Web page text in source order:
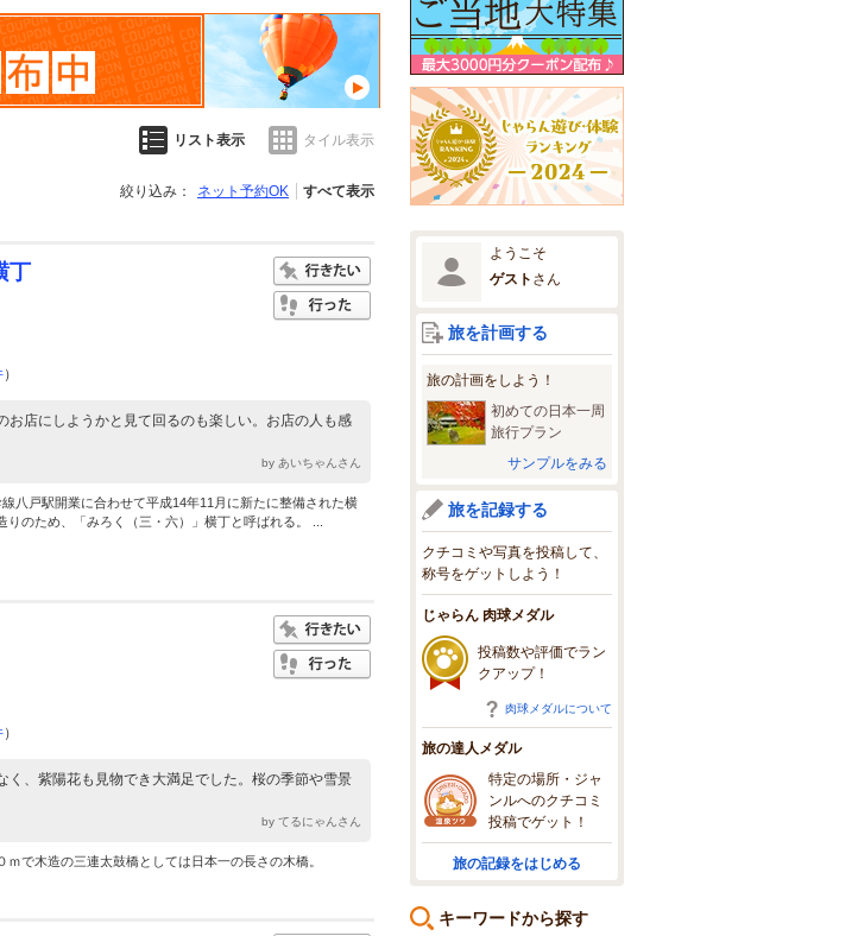
リスト表示 タイル表示
絞り込み： ネット予約OK すべて表示
丁
）
お店にしようかと見て回るのも楽しい。お店の人も感
by あいちゃんさん
八戸駅開業に合わせて平成14年11月に新たに整備された横
のため、「みろく（三・六）」横丁と呼ばれる。 ...
）
く、紫陽花も見物でき大満足でした。桜の季節や雪景
by てるにゃんさん
で木造の三連太鼓橋としては日本一の長さの木橋。
ようこそ
ゲスト さん
旅を計画する
旅の計画をしよう！
初めての日本一周
旅行プラン
サンプルをみる
旅を記録する
クチコミや写真を投稿して、
称号をゲットしよう！
じゃらん 肉球メダル
投稿数や評価でラン
クアップ！
肉球メダルについて
旅の達人メダル
特定の場所・ジャ
ンルへのクチコミ
投稿でゲット！
旅の記録をはじめる
キーワードから探す